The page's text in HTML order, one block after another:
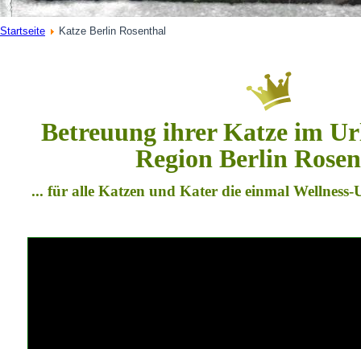
Startseite Katze Berlin Rosenthal
Betreuung ihrer Katze im
Region Berlin
... für alle Katzen und Kater die einmal